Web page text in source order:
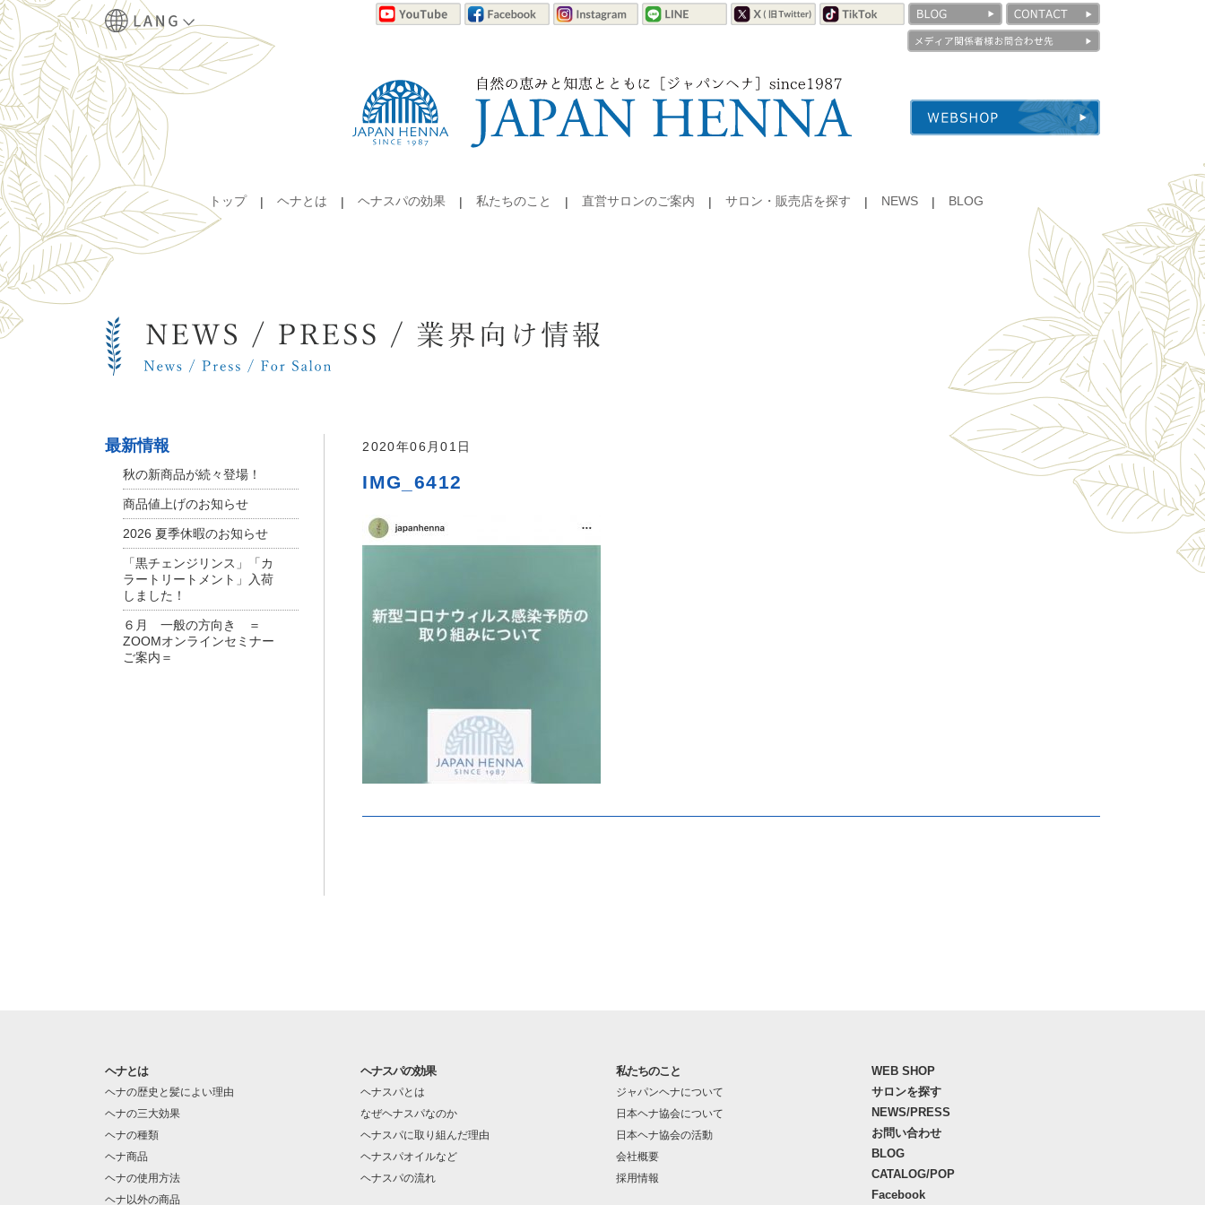
トップ ヘナとは ヘナスパの効果 私たちのこと 直営サロンのご案内 サロン・販売店を探す NEWS BLOG
2020年06月01日
IMG_6412
最新情報
秋の新商品が続々登場！
商品値上げのお知らせ
2026 夏季休暇のお知らせ
「黒チェンジリンス」「カ
ラートリートメント」入荷
しました！
６月 一般の方向き ＝
ZOOMオンラインセミナー
ご案内＝
ヘナとは
ヘナの歴史と髪によい理由
ヘナの三大効果
ヘナの種類
ヘナ商品
ヘナの使用方法
ヘナ以外の商品
ヘナスパの効果
ヘナスパとは
なぜヘナスパなのか
ヘナスパに取り組んだ理由
ヘナスパオイルなど
ヘナスパの流れ
私たちのこと
ジャパンヘナについて
日本ヘナ協会について
日本ヘナ協会の活動
会社概要
採用情報
WEB SHOP
サロンを探す
NEWS/PRESS
お問い合わせ
BLOG
CATALOG/POP
Facebook